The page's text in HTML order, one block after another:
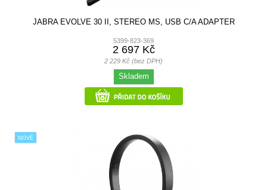
JABRA EVOLVE 30 II, STEREO MS, USB C/A ADAPTER
5399-823-369
2 697 Kč
2 229 Kč (bez DPH)
Skladem
NOVÉ